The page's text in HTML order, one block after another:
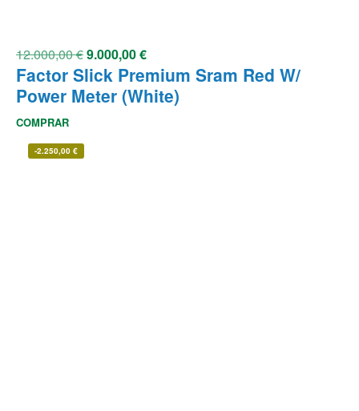
12.000,00€9.000,00€
Factor Slick Premium Sram Red W/
Power Meter (White)
COMPRAR
-2.250,00 €